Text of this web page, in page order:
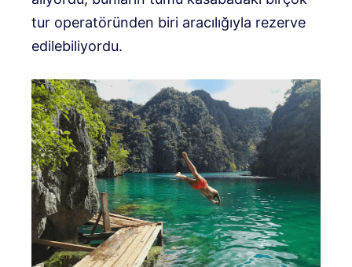
tur operatöründen biri aracılığıyla rezerve
edilebiliyordu.